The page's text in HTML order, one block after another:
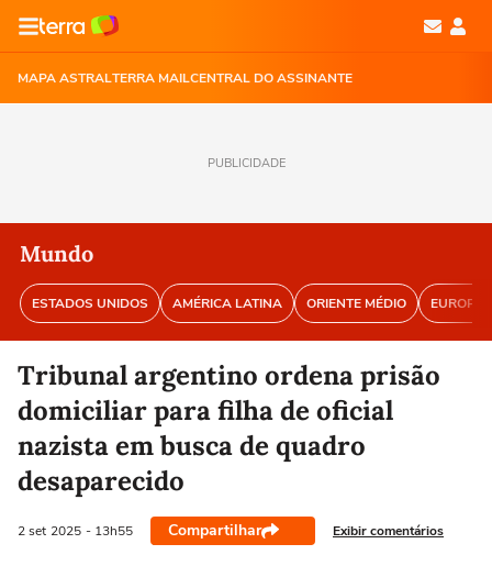
MAPA ASTRALTERRA MAILCENTRAL DO ASSINANTE
PUBLICIDADE
Mundo
ESTADOS UNIDOS AMÉRICA LATINA ORIENTE MÉDIO EUROPA
Tribunal argentino ordena prisão
domiciliar para filha de oficial
nazista em busca de quadro
desaparecido
2 set 2025 - 13h55 Compartilhar Exibir comentários